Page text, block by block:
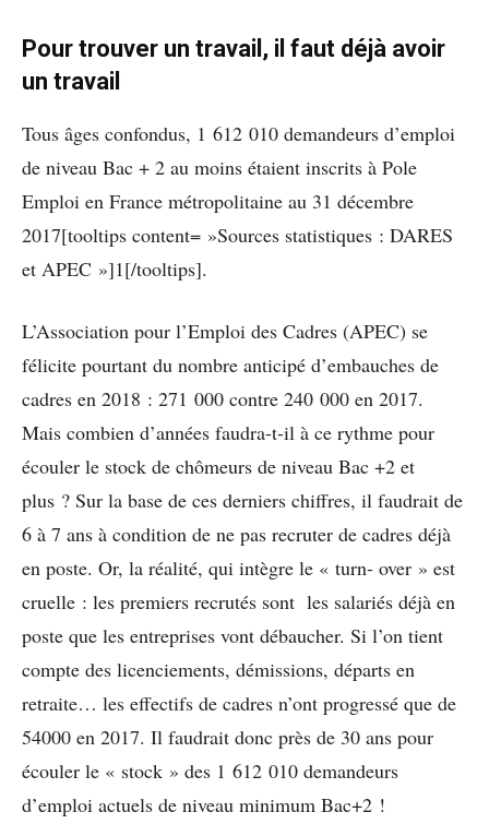
Pour trouver un travail, il faut déjà avoir
un travail
Tous âges confondus, 1 612 010 demandeurs d’emploi
de niveau Bac + 2 au moins étaient inscrits à Pole
Emploi en France métropolitaine au 31 décembre
2017[tooltips content= »Sources statistiques : DARES
et APEC »]1[/tooltips].
L’Association pour l’Emploi des Cadres (APEC) se
félicite pourtant du nombre anticipé d’embauches de
cadres en 2018 : 271 000 contre 240 000 en 2017.
Mais combien d’années faudra-t-il à ce rythme pour
écouler le stock de chômeurs de niveau Bac +2 et
plus ? Sur la base de ces derniers chiffres, il faudrait de
6 à 7 ans à condition de ne pas recruter de cadres déjà
en poste. Or, la réalité, qui intègre le « turn- over » est
cruelle : les premiers recrutés sont les salariés déjà en
poste que les entreprises vont débaucher. Si l’on tient
compte des licenciements, démissions, départs en
retraite… les effectifs de cadres n’ont progressé que de
54000 en 2017. Il faudrait donc près de 30 ans pour
écouler le « stock » des 1 612 010 demandeurs
d’emploi actuels de niveau minimum Bac+2 !